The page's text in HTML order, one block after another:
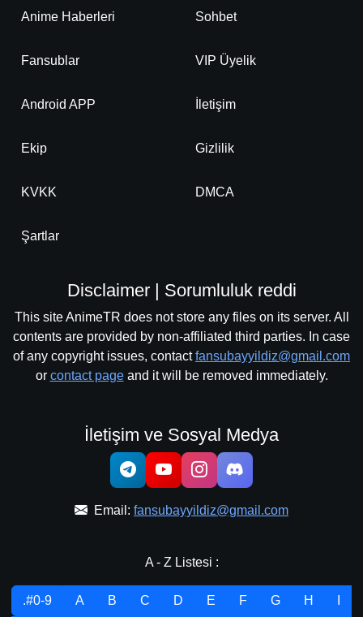
Anime Haberleri Sohbet
Fansublar VIP Üyelik
Android APP İletişim
Ekip Gizlilik
KVKK DMCA
Şartlar
Disclaimer | Sorumluluk reddi
This site AnimeTR does not store any files on its server. All
contents are provided by non-affiliated third parties. In case
of any copyright issues, contactfansubayyildiz@gmail.com
or contact pageand it will be removed immediately.
İletişim ve Sosyal Medya
Email: fansubayyildiz@gmail.com
A - Z Listesi :
.#0-9 A B C D E F G H